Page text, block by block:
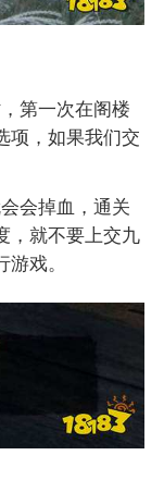
第一次在阁楼
项，如果我们交
会掉血，通关
，就不要上交九
戏。